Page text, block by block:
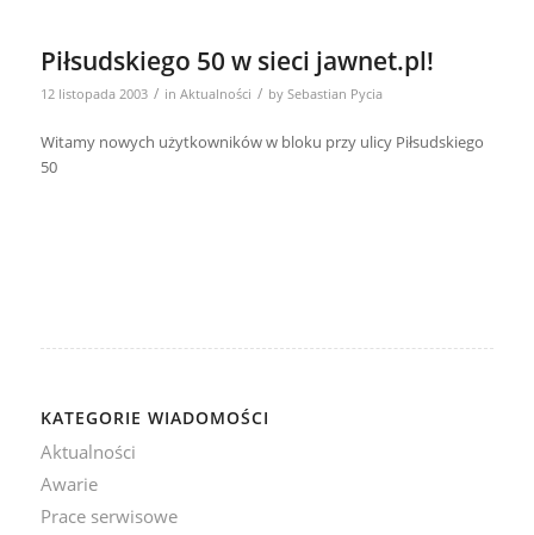
Piłsudskiego 50 w sieci jawnet.pl!
12 listopada 2003 / in Aktualności / by Sebastian Pycia
Witamy nowych użytkowników w bloku przy ulicy Piłsudskiego
50
KATEGORIE WIADOMOŚCI
Aktualności
Awarie
Prace serwisowe